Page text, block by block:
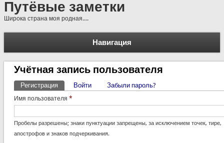
Путёвые заметки
Широка страна моя родная....
Навигация
Учётная запись пользователя
Главные вкладки
Регистрация (активная вкладка)
Войти Забыли пароль?
Имя пользователя *
Пробелы разрешены; знаки пунктуации запрещены, за исключением точек, тире,
апострофов и знаков подчеркивания.